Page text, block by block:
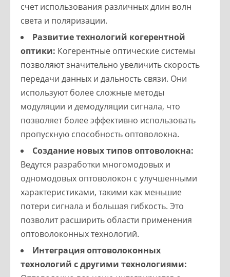
счет использования различных длин волн
света и поляризации.
Развитие технологий когерентной
оптики: Когерентные оптические системы
позволяют значительно увеличить скорость
передачи данных и дальность связи. Они
используют более сложные методы
модуляции и демодуляции сигнала, что
позволяет более эффективно использовать
пропускную способность оптоволокна.
Создание новых типов оптоволокна:
Ведутся разработки многомодовых и
одномодовых оптоволокон с улучшенными
характеристиками, такими как меньшие
потери сигнала и большая гибкость. Это
позволит расширить области применения
оптоволоконных технологий.
Интеграция оптоволоконных
технологий с другими технологиями: